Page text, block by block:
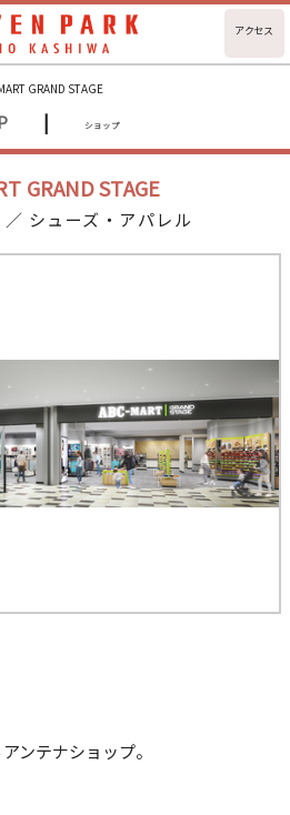
アクセス
GRAND STAGE
| ショップ
GRAND STAGE
シューズ・アパレル
ンテナショップ。